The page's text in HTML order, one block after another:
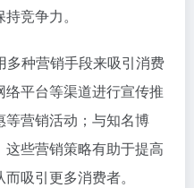
竞争力。
多种营销手段来吸引消费
平台等渠道进行宣传推
营销活动；与知名博
些营销策略有助于提高
吸引更多消费者。